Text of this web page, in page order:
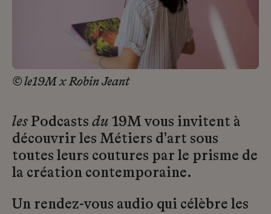
© le19M x Robin Jeant
les Podcasts du 19M vous invitent à
découvrir les Métiers d'art sous
toutes leurs coutures par le prisme de
la création contemporaine.
Un rendez-vous audio qui célèbre les